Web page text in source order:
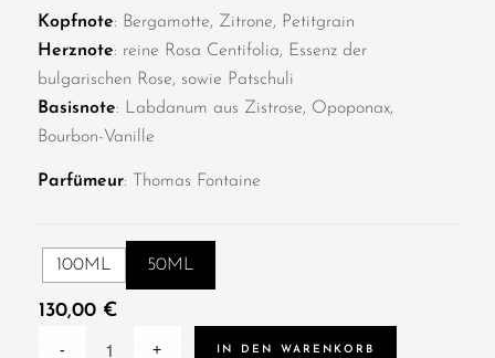
Kopfnote: Bergamotte, Zitrone, Petitgrain
Herznote: reine Rosa Centifolia, Essenz der
bulgarischen Rose, sowie Patschuli
Basisnote: Labdanum aus Zistrose, Opoponax,
Bourbon-Vanille
Parfümeur: Thomas Fontaine
100ML 50ML
130,00 €
IN DEN WARENKORB